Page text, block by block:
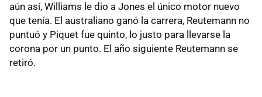
aún así, Williams le dio a Jones el único motor nuevo
que tenía. El australiano ganó la carrera, Reutemann no
puntuó y Piquet fue quinto, lo justo para llevarse la
corona por un punto. El año siguiente Reutemann se
retiró.